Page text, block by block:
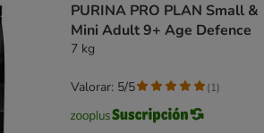
PURINA PRO PLAN Small &
Mini Adult 9+ Age Defence
7 kg
Valorar: 5/5 (1)